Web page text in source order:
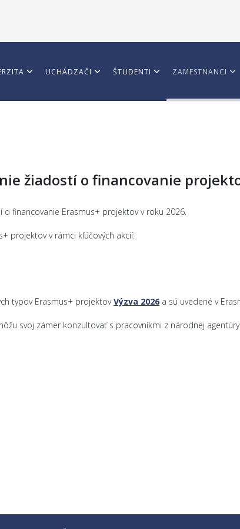
UCHÁDZAČI ŠTUDENTI ZAMESTNANCI
žiadostí o financovanie
financovanie Erasmus+ projektov v roku 2026.
projektov v rámci kľúčových akcií:
typov Erasmus+ projektovVýzva 2026 a sú uvedené v
svoj zámer konzultovať s pracovníkmi z národnej agentúry